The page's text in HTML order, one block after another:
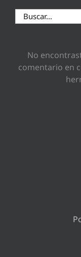
Buscar:
No
comentario en